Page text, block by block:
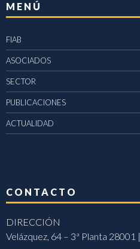
MENÚ
FIAB
ASOCIADOS
SECTOR
PUBLICACIONES
ACTUALIDAD
CONTACTO
DIRECCIÓN
Velázquez, 64 – 3ª Planta 28001